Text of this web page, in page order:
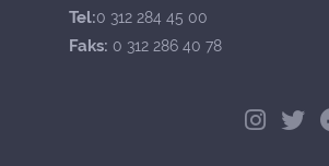
Tel:0 312 284 45 00
Faks: 0 312 286 40 78